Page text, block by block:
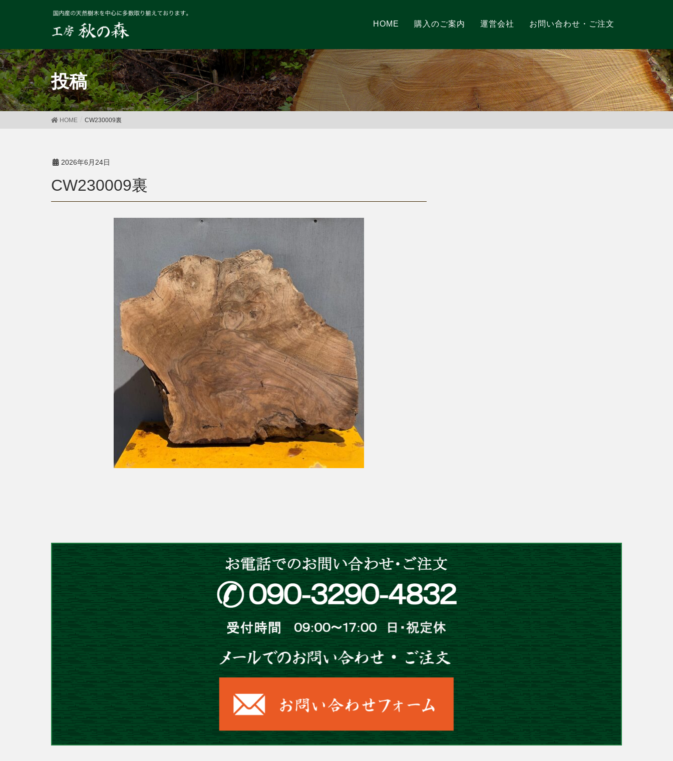
HOME 購入のご案内 運営会社 お問い合わせ・ご注文
投稿
HOME CW230009裏
2026年6月24日
CW230009裏